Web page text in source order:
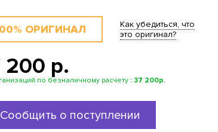
ОРИГИНАЛ
Как убедиться, что
это оригинал?
200 p.
по безналичному расчету : 37 200р.
Сообщить о поступлении